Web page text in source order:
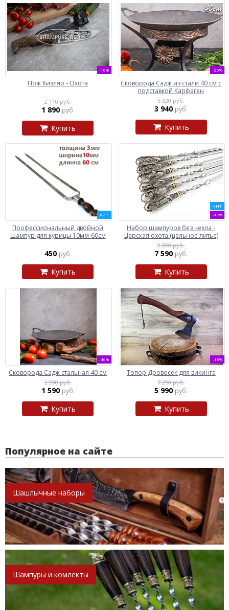
-10%
Нож Кизляр - Охота
2 110 руб.
1 890 руб.
Купить
-26%
Сковорода Садж из стали 40 см с
подставкой Карфаген
5 320 руб.
3 940 руб.
Купить
ХИТ
Профессиональный двойной
шампур для курицы 10мм-60см
450 руб.
Купить
ХИТ
-19%
Набор шампуров без чехла -
Царская охота (цельное литье)
9 390 руб.
7 590 руб.
Купить
-46%
Сковорода Садж стальная 40 см
2 930 руб.
1 590 руб.
Купить
-18%
Топор Дровосек для викинга
7 290 руб.
5 990 руб.
Купить
Популярное на сайте
Шашлычные наборы
Шампуры и комлекты